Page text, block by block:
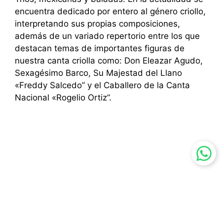
encuentra dedicado por entero al género criollo,
interpretando sus propias composiciones,
además de un variado repertorio entre los que
destacan temas de importantes figuras de
nuestra canta criolla como: Don Eleazar Agudo,
Sexagésimo Barco, Su Majestad del Llano
«Freddy Salcedo” y el Caballero de la Canta
Nacional «Rogelio Ortiz”.